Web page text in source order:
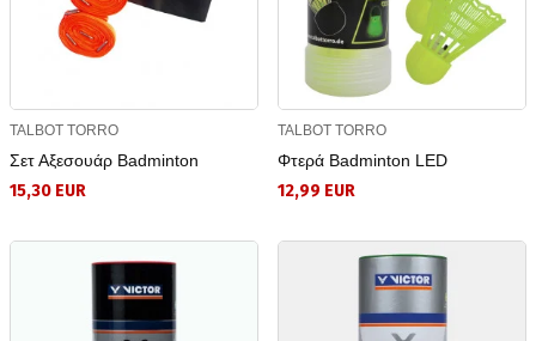
TALBOT TORRO
Σετ Αξεσουάρ Badminton
15,30 EUR
TALBOT TORRO
Φτερά Badminton LED
12,99 EUR